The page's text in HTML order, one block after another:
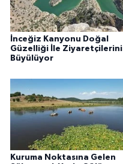
İnceğiz Kanyonu Doğal
Güzelliği İle Ziyaretçilerini
Büyülüyor
Kuruma Noktasına Gelen